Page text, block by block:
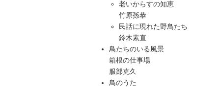
老いからすの知恵
竹原孫恭
民話に現れた野鳥たち
鈴木素直
鳥たちのいる風景
箱根の仕事場
服部克久
鳥のうた